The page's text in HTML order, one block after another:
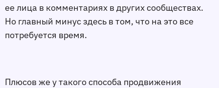
ее лица в комментариях в других сообществах.
Но главный минус здесь в том, что на это все
потребуется время.
Плюсов же у такого способа продвижения